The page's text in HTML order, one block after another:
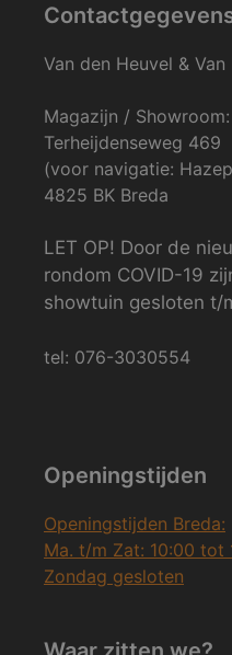
Van den Heuvel & Van
Magazijn / Showroom:
Terheijdenseweg 469
(voor navigatie:
4825 BK Breda
LET OP! Door de
rondom COVID-19
showtuin gesloten t/
tel: 076-3030554
Openingstijden
Openingstijden Breda:
Ma. t/m Zat: 10:00 tot
Zondag gesloten